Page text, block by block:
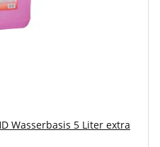
Wasserbasis 5 Liter extra